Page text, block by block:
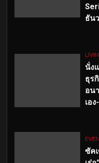
ธัน
นั่ง
ธุร
อน
เอ
ซัค